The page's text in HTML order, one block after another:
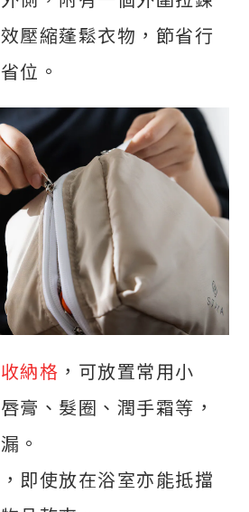
壓縮蓬鬆衣物，節省行
位。
納格 ，可放置常用小
膏、髮圈、潤手霜等，
。
，即使放在浴室亦能抵擋